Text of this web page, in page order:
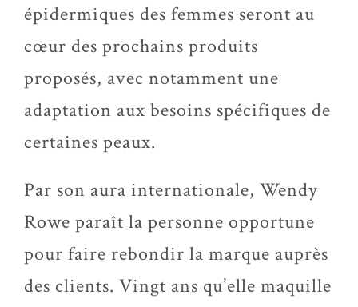
épidermiques des femmes seront au
cœur des prochains produits
proposés, avec notamment une
adaptation aux besoins spécifiques de
certaines peaux.
Par son aura internationale, Wendy
Rowe paraît la personne opportune
pour faire rebondir la marque auprès
des clients. Vingt ans qu’elle maquille